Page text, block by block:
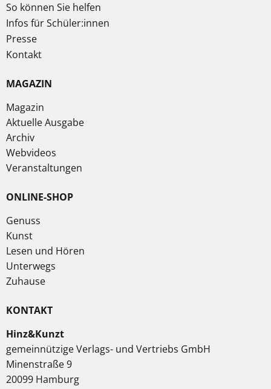
So können Sie helfen
Infos für Schüler:innen
Presse
Kontakt
MAGAZIN
Magazin
Aktuelle Ausgabe
Archiv
Webvideos
Veranstaltungen
ONLINE-SHOP
Genuss
Kunst
Lesen und Hören
Unterwegs
Zuhause
KONTAKT
Hinz&Kunzt
gemeinnützige Verlags- und Vertriebs GmbH
Minenstraße 9
20099 Hamburg